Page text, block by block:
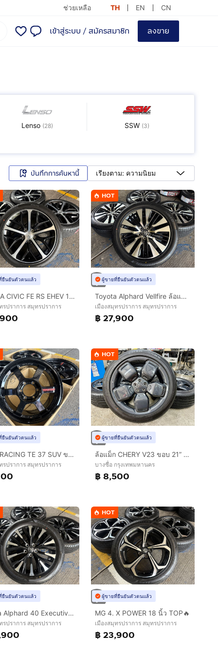
ช่วยเหลือ TH EN CN
เข้าสู่ระบบ / สมัครสมาชิก ลงขาย
Lenso (28) SSW (3)
บันทึกการค้นหานี้ เรียงตาม: ความนิยม
ยืนยันตัวตนแล้ว
HONDA CIVIC FE RS EHEV 18 นิ้ว TOP🔥
รปราการ สมุทรปราการ
HOT
ผู้ขายที่ยืนยันตัวตนแล้ว
Toyota Alphard Vellfire ล้อแท้ 18 นิ้ว Top🔥
เมืองสมุทรปราการ สมุทรปราการ
฿ 27,900
ยืนยันตัวตนแล้ว
VOLK RACING TE 37 SUV ขอบ 18 นิ้ว‼️
รปราการ สมุทรปราการ
HOT
ผู้ขายที่ยืนยันตัวตนแล้ว
ล้อแม็ก CHERY V23 ขอบ 21” ถอดป้ายแดงยาง CHAO YANG 265-45R21 ปี 26 ตุ่มหน้ายางยังอยู่ครบ
บางซื่อ กรุงเทพมหานคร
฿ 8,500
ยืนยันตัวตนแล้ว
Toyota Alphard 40 Executive Lounge 🔥
รปราการ สมุทรปราการ
HOT
ผู้ขายที่ยืนยันตัวตนแล้ว
MG 4. X POWER 18 นิ้ว TOP🔥
เมืองสมุทรปราการ สมุทรปราการ
฿ 23,900